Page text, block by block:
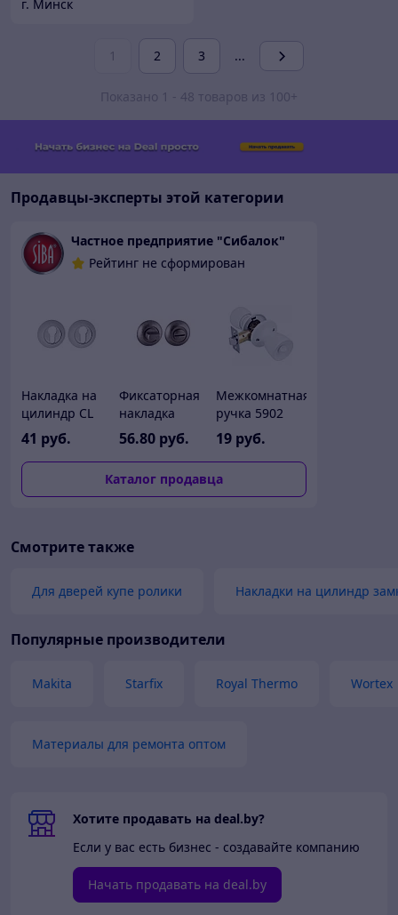
г. Минск
1 2 3 ...
Показано 1 - 48 товаров из 100+
Продавцы-эксперты этой категории
Частное предприятие "Сибалок"
Рейтинг не сформирован
Накладка на
цилиндр CL
MAB, MAC,
MSB, MSC,
CPG, FRG,
41 руб.
Фиксаторная
накладка
artware WC
MAB,MAC,MSB,MSC,FRG,CPG
56.80 руб.
Межкомнатная
ручка 5902
WW/ET
19 руб.
Каталог продавца
Смотрите также
Для дверей купе ролики Накладки на цилиндр
Популярные производители
Makita Starfix Royal Thermo Wortex
Материалы для ремонта оптом
Хотите продавать на deal.by?
Если у вас есть бизнес - создавайте компанию
Начать продавать на deal.by